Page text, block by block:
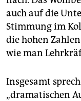
auch auf die
Stimmung im
die hohen
wie man
Insgesamt
„dramatischen